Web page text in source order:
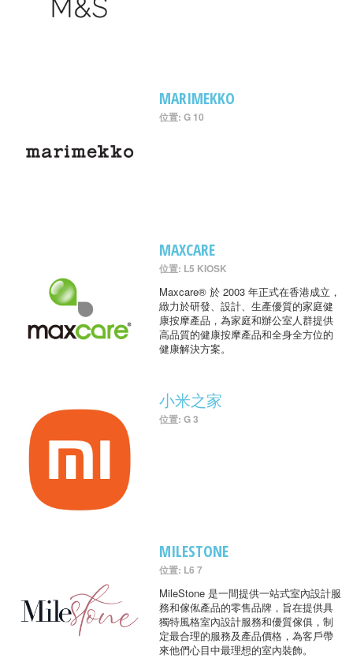
MARIMEKKO
位置: G 10
MAXCARE
位置: L5 KIOSK
Maxcare® 於 2003 年正式在香港成立，
緻力於研發、設計、生產優質的家庭健
康按摩產品，為家庭和辦公室人群提供
高品質的健康按摩產品和全身全方位的
健康解決方案。
小米之家
位置: G 3
MILESTONE
位置: L6 7
MileStone 是一間提供一站式室內設計服
務和傢俬產品的零售品牌，旨在提供具
獨特風格室內設計服務和優質傢俱，制
定最合理的服務及產品價格，為客戶帶
來他們心目中最理想的室內裝飾。